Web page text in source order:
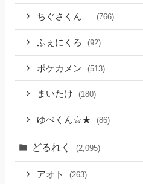
ちぐさくん (766)
ふぇにくろ (92)
ポケカメン (513)
まいたけ (180)
ゆぺくん☆★ (86)
どるれく (2,095)
アオト (263)